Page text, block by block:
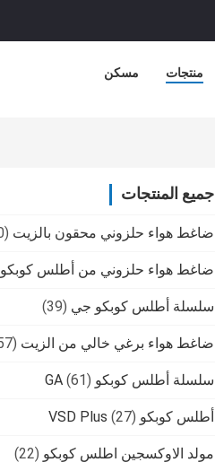
مسكن منتجات
جميع المنتجات
ضاغط هواء حلزوني محقون بالزيت (60)
ضاغط هواء حلزوني من أطلس كوبكو
سلسلة أطلس كوبكو جي (39)
ضاغط هواء برغي خالي من الزيت (57)
سلسلة أطلس كوبكو GA (61)
أطلس كوبكو VSD Plus (27)
مولد الاوكسجين اطلس كوبكو (22)